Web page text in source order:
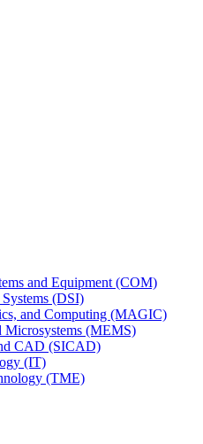
and Equipment (COM)
(DSI)
and Computing (MAGIC)
Microsystems (MEMS)
CAD (SICAD)
(IT)
(TME)